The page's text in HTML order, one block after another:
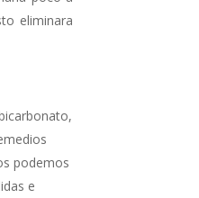
eliminara
podemos
e